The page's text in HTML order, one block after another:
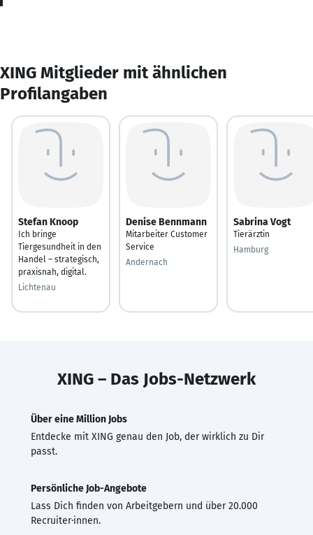
XING Mitglieder mit ähnlichen
Profilangaben
Stefan Knoop
Ich bringe
Tiergesundheit in den
Handel – strategisch,
praxisnah, digital.
Lichtenau
Denise Bennmann
Mitarbeiter Customer
Service
Andernach
Sabrina Vogt
Tierärztin
Hamburg
XING – Das Jobs-Netzwerk
Über eine Million Jobs
Entdecke mit XING genau den Job, der wirklich zu Dir
passt.
Persönliche Job-Angebote
Lass Dich finden von Arbeitgebern und über 20.000
Recruiter·innen.